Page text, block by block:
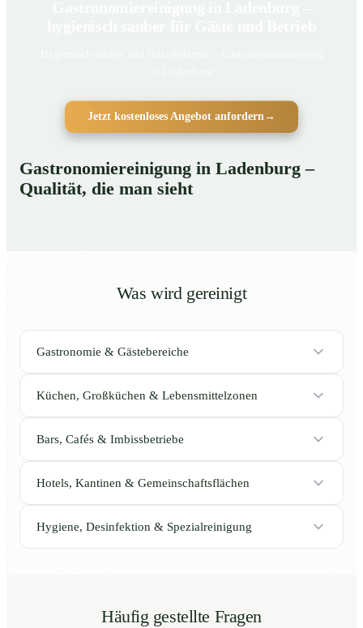
Jetzt kostenloses Angebot anfordern→
Gastronomiereinigung in Ladenburg –
Qualität, die man sieht
Was wird gereinigt
Gastronomie & Gästebereiche
Küchen, Großküchen & Lebensmittelzonen
Bars, Cafés & Imbissbetriebe
Hotels, Kantinen & Gemeinschaftsflächen
Hygiene, Desinfektion & Spezialreinigung
Häufig gestellte Fragen